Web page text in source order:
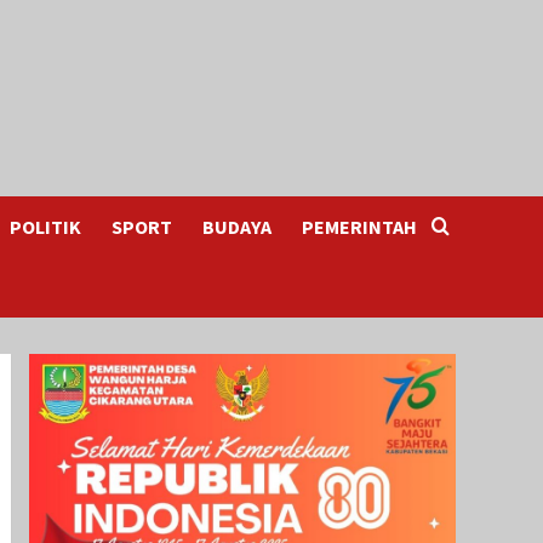
POLITIK SPORT BUDAYA PEMERINTAH